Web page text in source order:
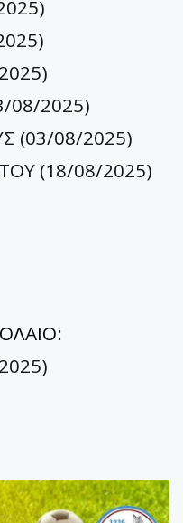
08/2025)
(03/08/2025)
(18/08/2025)